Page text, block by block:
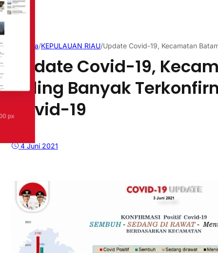
Beranda/KEPULAUAN RIAU/Update Covid-19, Kecamatan
Update Covid-19,
Paling Banyak
Covid-19
4 Juni 2021